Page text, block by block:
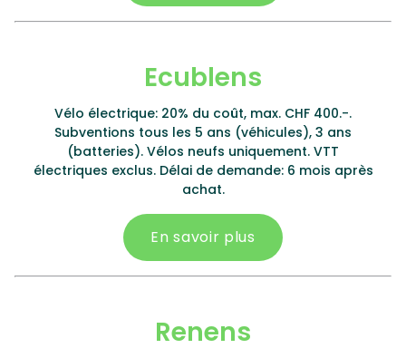
Ecublens
Vélo électrique: 20% du coût, max. CHF 400.-.
Subventions tous les 5 ans (véhicules), 3 ans
(batteries). Vélos neufs uniquement. VTT
électriques exclus. Délai de demande: 6 mois après
achat.
En savoir plus
Renens